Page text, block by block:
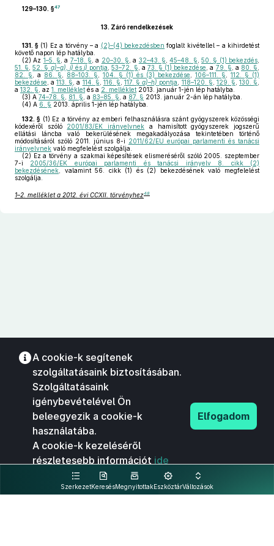
129–130. §47
13. Záró rendelkezések
131. § (1) Ez a törvény – a (2)–(4) bekezdésben foglalt kivétellel – a kihirdetést
követő napon lép hatályba.
(2) Az 1–5. § , a 7–18. § , a 20–30. § , a 32–43. § ,45–48. § ,50. § (1) bekezdés
51. § ,52. § a)–g), i) ésj) pontja ,53–72. § , a 73. § (1) bekezdése , a 79. § , a 80. §
82. § , a 86. § 88–103. § 104. § (1) és (3) bekezdése 106–111. §
112. § (1)
bekezdése , a113. § , a 114. § 116. § ,117. §a)–h) pontja 118–120. § 129. § ,130. §
a 132. § , az 1. melléklet és a 2. melléklet 2013. január 1-jén lép hatályba.
(3) A 74–78. § 81. § , a 83–85. § , a 87. § 2013. január 2-án lép hatályba.
(4) A 6. § 2013. április 1-jén lép hatályba.
132. § (1) Ez a törvény az emberi felhasználásra szánt gyógyszerek közösségi
kódexéről szóló 2001/83/EK irányelvnek a hamisított gyógyszerek jogszerű
ellátási láncba való bekerülésének megakadályozása tekintetében történő
módosításáról szóló 2011. június 8-i 2011/62/EU európai parlamenti és tanácsi
irányelvnek való megfelelést szolgálja.
(2) Ez a törvény a szakmai képesítések elismeréséről szóló 2005. szeptember
7-i 2005/36/EK európai parlamenti és tanácsi irányelv 8. cikk (2)
bekezdésének , valamint 56. cikk (1) és (2) bekezdésének való megfelelést
szolgálja.
1–2. melléklet a 2012. évi CCXII. törvényhez48
SzerkezetKeresésMegnyitottakEszköztárVáltozások
A cookie-k segítenek
szolgáltatásaink biztosításában.
Szolgáltatásaink
igénybevételével Ön
beleegyezik a cookie-k
használatába.
A cookie-k kezeléséről
részletesebb információt ide
kattintva olvashat.
Elfogadom